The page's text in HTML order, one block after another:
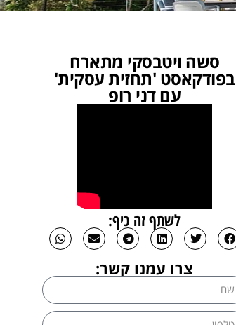
סשה ויטבסקי מתארח
בפודקאסט 'תחזית עסקית'
עם דני רופ
לשתף זה כיף:
צרו עמנו קשר: